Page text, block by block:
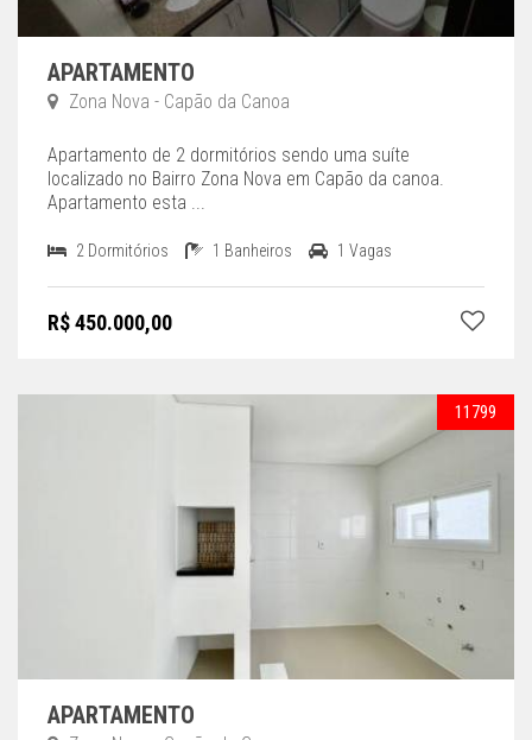
APARTAMENTO
Zona Nova - Capão da Canoa
Apartamento de 2 dormitórios sendo uma suíte
localizado no Bairro Zona Nova em Capão da canoa.
Apartamento esta ...
2 Dormitórios 1 Banheiros 1 Vagas
R$ 450.000,00
11799
APARTAMENTO